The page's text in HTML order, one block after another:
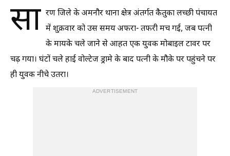
सा रण जिले के अमनौर थाना क्षेत्र अंतर्गत कैतुका लच्छी पंचायत
में शुक्रवार को उस समय अफरा- तफरी मच गई, जब पत्नी
के मायके चले जाने से आहत एक युवक मोबाइल टावर पर
चढ़ गया। घंटों चले हाई वोल्टेज ड्रामे के बाद पत्नी के मौके पर पहुंचने पर
ही युवक नीचे उतरा।
ADVERTISEMENT